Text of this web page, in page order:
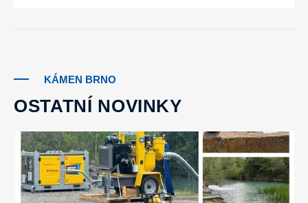
KÁMEN BRNO
OSTATNÍ NOVINKY